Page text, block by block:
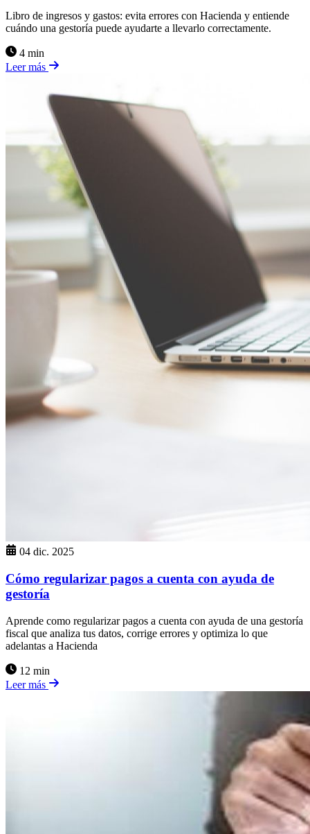
Libro de ingresos y gastos: evita errores con Hacienda y entiende
cuándo una gestoría puede ayudarte a llevarlo correctamente.
4 min
Leer más
04 dic. 2025
Cómo regularizar pagos a cuenta con ayuda de
gestoría
Aprende como regularizar pagos a cuenta con ayuda de una gestoría
fiscal que analiza tus datos, corrige errores y optimiza lo que
adelantas a Hacienda
12 min
Leer más